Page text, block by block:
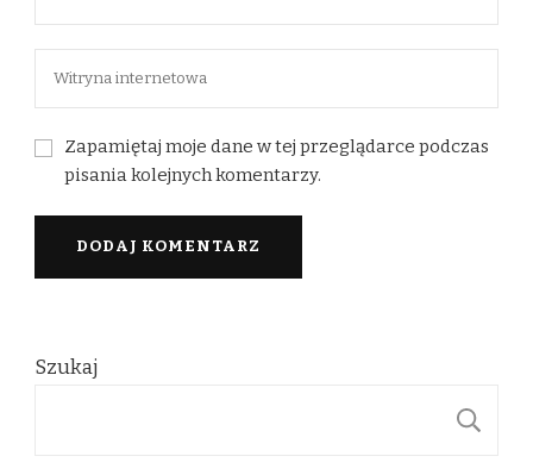
Zapamiętaj moje dane w tej przeglądarce podczas
pisania kolejnych komentarzy.
Szukaj